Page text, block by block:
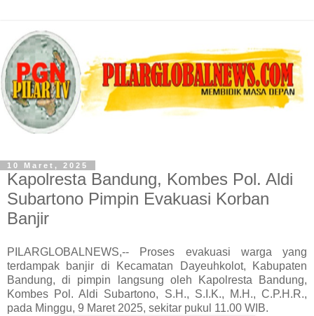
10 Maret, 2025
Kapolresta Bandung, Kombes Pol. Aldi
Subartono Pimpin Evakuasi Korban
Banjir
PILARGLOBALNEWS,-- Proses evakuasi warga yang
terdampak banjir di Kecamatan Dayeuhkolot, Kabupaten
Bandung, di pimpin langsung oleh Kapolresta Bandung,
Kombes Pol. Aldi Subartono, S.H., S.I.K., M.H., C.P.H.R.,
pada Minggu, 9 Maret 2025, sekitar pukul 11.00 WIB.